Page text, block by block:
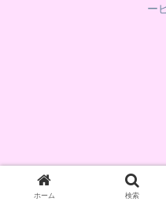
ー
ホーム 検索